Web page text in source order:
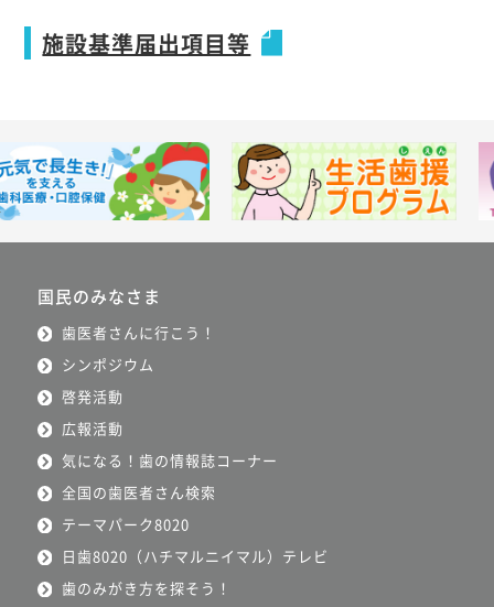
施設基準届出項目等
国民のみなさま
歯医者さんに行こう！
シンポジウム
啓発活動
広報活動
気になる！歯の情報誌コーナー
全国の歯医者さん検索
テーマパーク8020
日歯8020（ハチマルニイマル）テレビ
歯のみがき方を探そう！